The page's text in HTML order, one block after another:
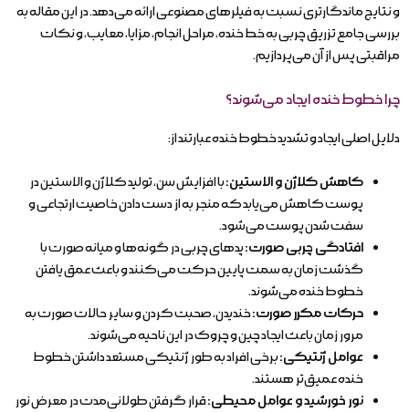
و نتایج ماندگارتری نسبت به فیلرهای مصنوعی ارائه می‌دهد. در این مقاله به
بررسی جامع تزریق چربی به خط خنده، مراحل انجام، مزایا، معایب، و نکات
مراقبتی پس از آن می‌پردازیم.
چرا خطوط خنده ایجاد می‌شوند؟
دلایل اصلی ایجاد و تشدید خطوط خنده عبارتند از:
کاهش کلاژن و الاستین:با افزایش سن، تولید کلاژن و الاستین در
پوست کاهش می‌یابد که منجر به از دست دادن خاصیت ارتجاعی و
سفت شدن پوست می‌شود.
افتادگی چربی صورت:پدهای چربی در گونه‌ها و میانه صورت با
گذشت زمان به سمت پایین حرکت می‌کنند و باعث عمق یافتن
خطوط خنده می‌شوند.
حرکات مکرر صورت:خندیدن، صحبت کردن و سایر حالات صورت به
مرور زمان باعث ایجاد چین و چروک در این ناحیه می‌شوند.
عوامل ژنتیکی:برخی افراد به طور ژنتیکی مستعد داشتن خطوط
خنده عمیق‌تر هستند.
نور خورشید و عوامل محیطی:قرار گرفتن طولانی‌مدت در معرض نور